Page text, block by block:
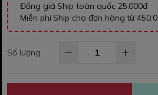
Đồng giá Ship toàn quốc 25.000đ
Miễn phí Ship cho đơn hàng từ
Số lượng